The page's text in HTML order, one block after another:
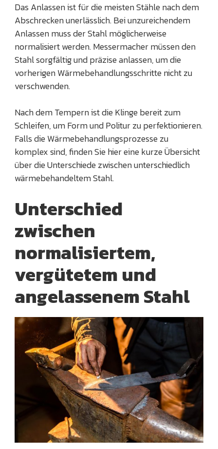
Das Anlassen ist für die meisten Stähle nach dem
Abschrecken unerlässlich. Bei unzureichendem
Anlassen muss der Stahl möglicherweise
normalisiert werden. Messermacher müssen den
Stahl sorgfältig und präzise anlassen, um die
vorherigen Wärmebehandlungsschritte nicht zu
verschwenden.
Nach dem Tempern ist die Klinge bereit zum
Schleifen, um Form und Politur zu perfektionieren.
Falls die Wärmebehandlungsprozesse zu
komplex sind, finden Sie hier eine kurze Übersicht
über die Unterschiede zwischen unterschiedlich
wärmebehandeltem Stahl.
Unterschied
zwischen
normalisiertem,
vergütetem und
angelassenem Stahl